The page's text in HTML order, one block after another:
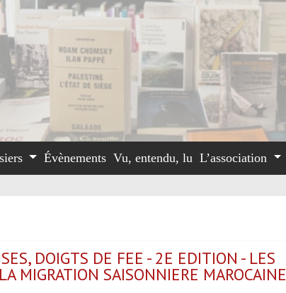
Évènements Vu, entendu, lu L’association
DOIGTS DE FEE - 2E EDITION - LES
MIGRATION SAISONNIERE MAROCAINE